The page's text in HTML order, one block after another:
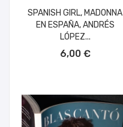
SPANISH GIRL, MADONNA
EN ESPAÑA, ANDRÉS
LÓPEZ...
6,00 €